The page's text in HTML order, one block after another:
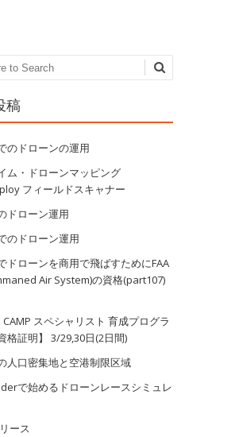
稿
のドローンの運用
ム・ドローンマッピング
フィールドスキャナー
ドローン運用
のドローン運用
ドローンを商用で飛ばすためにFAA
Air System)の資格(part107)
CAMP スペシャリスト 育成プログラ
格証明】 3/29,30日(2日間)
人口密集地と空港制限区域
で始めるドローンレースシミュレ
ース